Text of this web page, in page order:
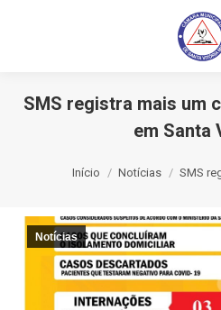
SMS registra mais um
em Santa
Início Notícias SMS
Notícias